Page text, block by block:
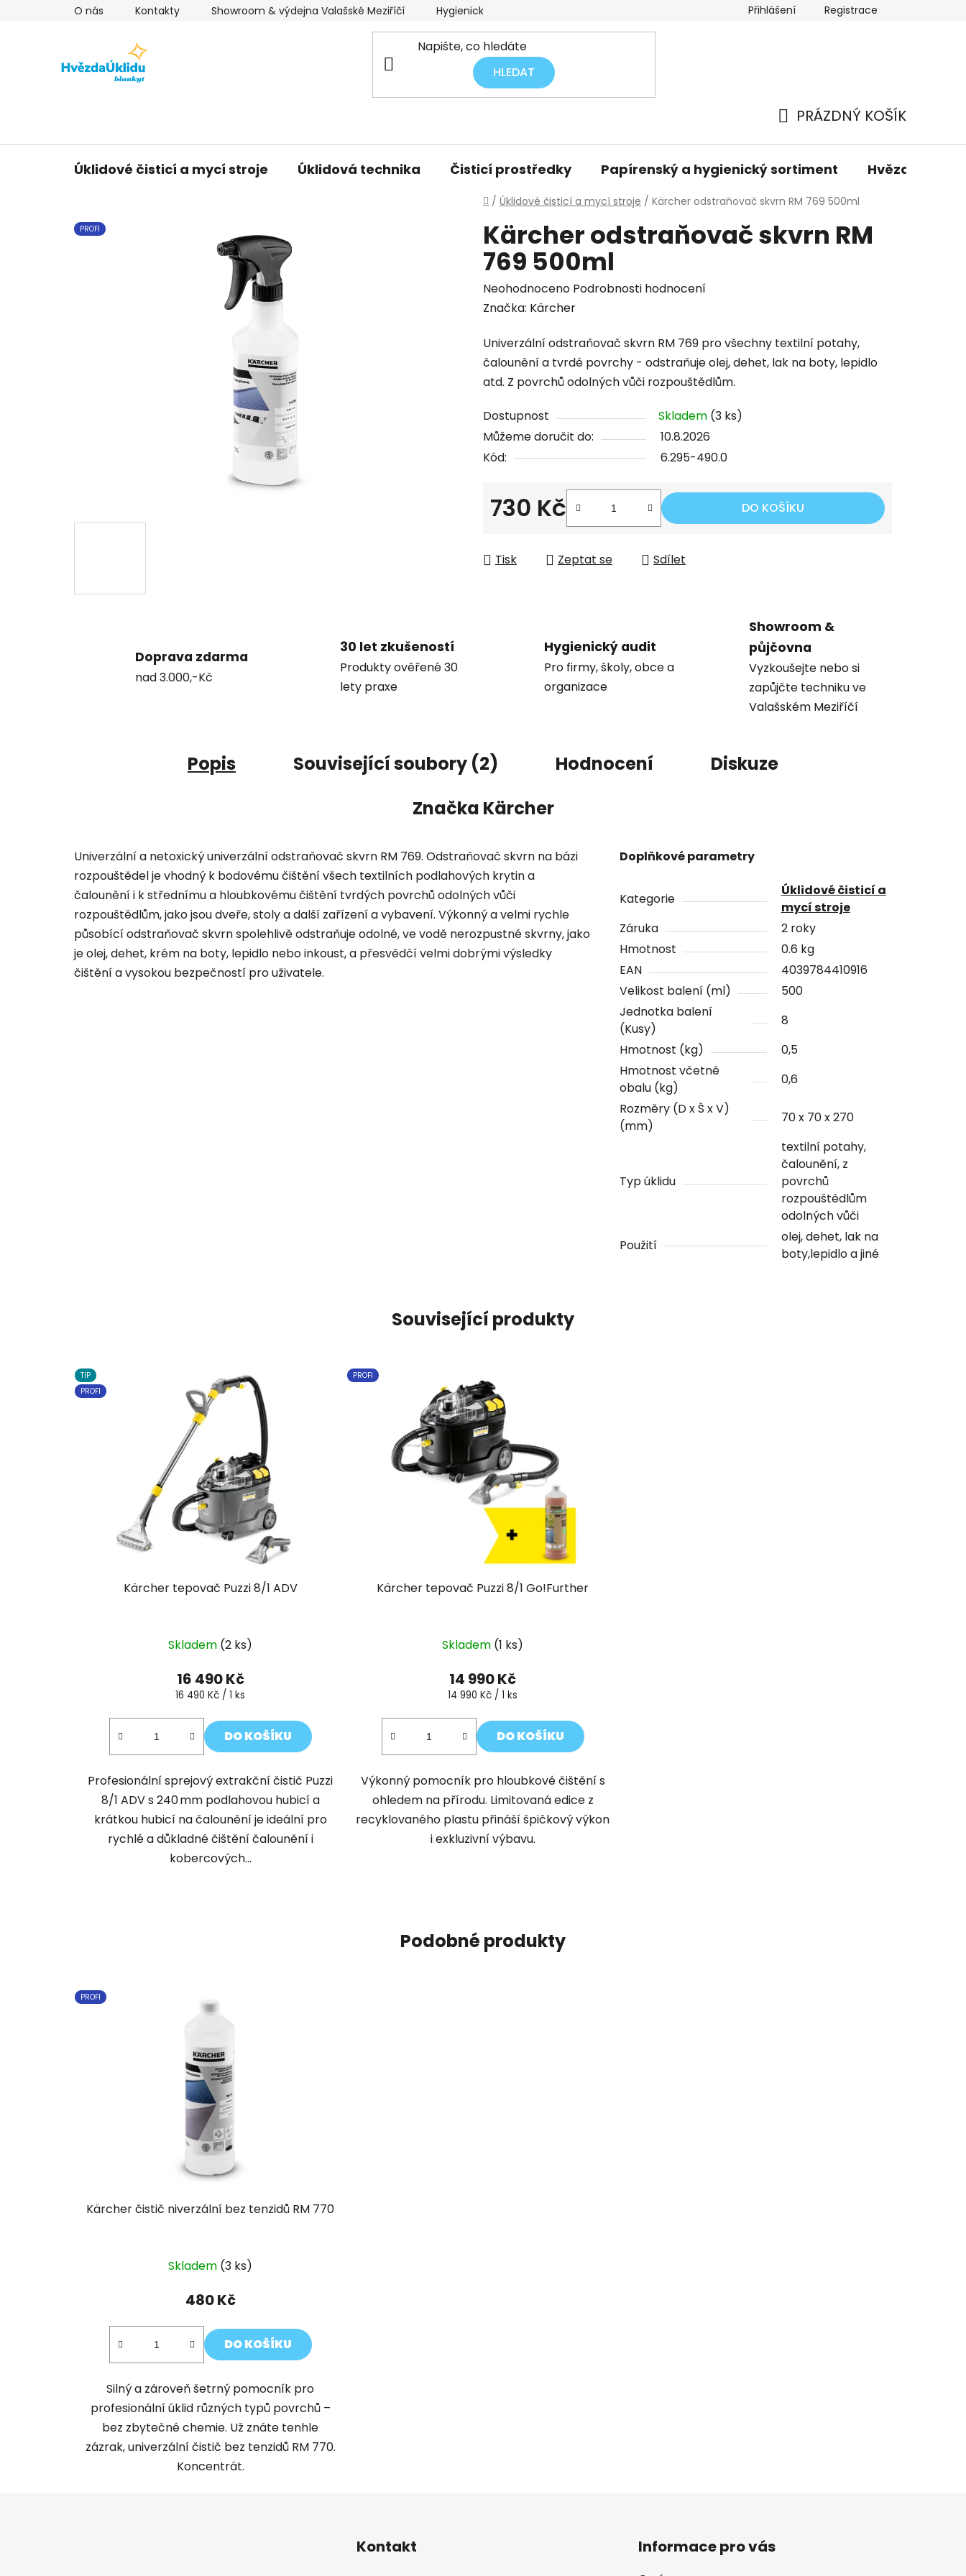
O nás Kontakty Showroom & výdejna Valašské Meziříčí Hygienický audit úklidu Podmínky ochrany osobních údajů
Přihlášení Registrace
HLEDAT
NÁKUPNÍ
PRÁZDNÝ KOŠÍK
Úklidové čisticí a mycí stroje Úklidová technika Čisticí prostředky Papírenský a hygienický sortiment Hvězdné
Domů
/ Úklidové čisticí a mycí stroje / Kärcher odstraňovač skvrn RM 769 500ml
Kärcher odstraňovač skvrn RM
769 500ml
Průměrné
hodnocení
je
0,0
z
hvězdiček.
Neohodnoceno Podrobnosti hodnocení
Značka: Kärcher
Univerzální odstraňovač skvrn RM 769 pro všechny textilní potahy,
čalounění a tvrdé povrchy - odstraňuje olej, dehet, lak na boty, lepidlo
atd. Z povrchů odolných vůči rozpouštědlům.
Dostupnost Skladem (3 ks)
Můžeme doručit do:
10.8.2026
Kód:
6.295-490.0
730 Kč DO KOŠÍKU
Tisk Zeptat se Sdílet
PROFI
Doprava zdarma
nad 3.000,-Kč
30 let zkušeností
Produkty ověřené 30
lety praxe
Hygienický audit
Pro firmy, školy, obce a
organizace
Showroom &
půjčovna
Vyzkoušejte nebo si
zapůjčte techniku ve
Valašském Meziříčí
Popis Související soubory (2) Hodnocení
Diskuze
Značka Kärcher
Univerzální a netoxický univerzální odstraňovač skvrn RM 769. Odstraňovač skvrn na bázi
rozpouštědel je vhodný k bodovému čištění všech textilních podlahových krytin a
čalounění i k střednímu a hloubkovému čištění tvrdých povrchů odolných vůči
rozpouštědlům, jako jsou dveře, stoly a další zařízení a vybavení. Výkonný a velmi rychle
působící odstraňovač skvrn spolehlivě odstraňuje odolné, ve vodě nerozpustné skvrny, jako
je olej, dehet, krém na boty, lepidlo nebo inkoust, a přesvědčí velmi dobrými výsledky
čištění a vysokou bezpečností pro uživatele.
Doplňkové parametry
Kategorie
Úklidové čisticí a
mycí stroje
Záruka
2 roky
Hmotnost
0.6 kg
EAN
4039784410916
Velikost balení (ml)
500
Jednotka balení
(Kusy)
8
Hmotnost (kg)
0,5
Hmotnost včetně
obalu (kg)
0,6
Rozměry (D x Š x V)
(mm)
70 x 70 x 270
Typ úklidu
textilní potahy,
čalounění, z
povrchů
rozpouštědlům
odolných vůči
Použití
olej, dehet, lak na
boty,lepidlo a jiné
Související produkty
TIP
PROFI
Kärcher tepovač Puzzi 8/1 ADV
Skladem (2 ks)
16 490 Kč
Měrná
16 490 Kč / 1 ks
DO KOŠÍKU
Profesionální sprejový extrakční čistič Puzzi
8/1 ADV s 240 mm podlahovou hubicí a
krátkou hubicí na čalounění je ideální pro
rychlé a důkladné čištění čalounění i
kobercových...
PROFI
Kärcher tepovač Puzzi 8/1 Go!Further
Skladem (1 ks)
14 990 Kč
Měrná
14 990 Kč / 1 ks
DO KOŠÍKU
Výkonný pomocník pro hloubkové čištění s
ohledem na přírodu. Limitovaná edice z
recyklovaného plastu přináší špičkový výkon
i exkluzivní výbavu.
Podobné produkty
PROFI
Kärcher čistič niverzální bez tenzidů RM 770
Skladem (3 ks)
480 Kč
DO KOŠÍKU
Silný a zároveň šetrný pomocník pro
profesionální úklid různých typů povrchů –
bez zbytečné chemie. Už znáte tenhle
zázrak, univerzální čistič bez tenzidů RM 770.
Koncentrát.
Kontakt Informace pro vás